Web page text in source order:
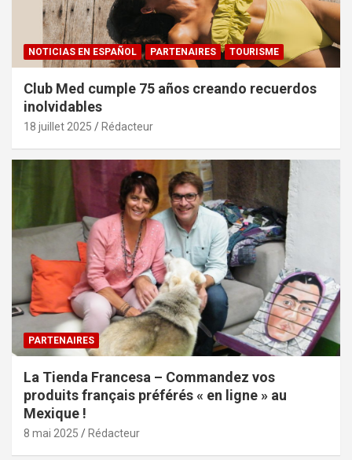
NOTICIAS EN ESPAÑOL PARTENAIRES TOURISME
Club Med cumple 75 años creando recuerdos
inolvidables
18 juillet 2025 Rédacteur
PARTENAIRES
La Tienda Francesa – Commandez vos
produits français préférés « en ligne » au
Mexique !
8 mai 2025 Rédacteur